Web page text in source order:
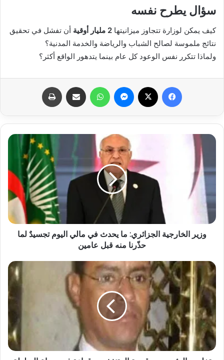
سؤال يطرح نفسه
كيف يمكن لوزارة تتجاوز ميزانيتها 2 مليار أوقية
أن تفشل في تحقيق
نتائج ملموسة لصالح الشباب والرياضة والخدمة المدنية؟
ولماذا تتكرر نفس الوعود كل عام بينما يتدهور الواقع أكثر؟
فيسبوك ماسنجر واتساب مشاركة عبر البريد
وزير الخارجية الجزائري: ما يحدث في مالي اليوم تجسيدٌ لما
حذّرنا منه قبل عامين